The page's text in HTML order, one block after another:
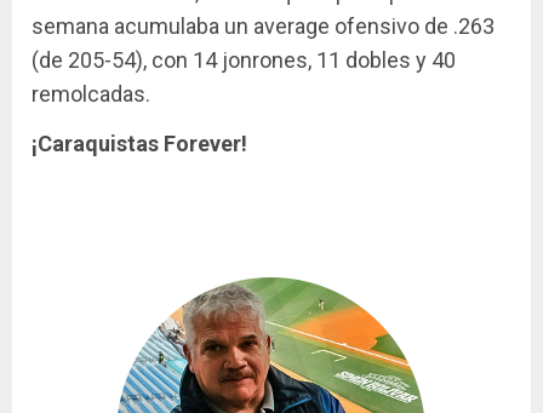
semana acumulaba un average ofensivo de .263
(de 205-54), con 14 jonrones, 11 dobles y 40
remolcadas.
¡Caraquistas Forever!